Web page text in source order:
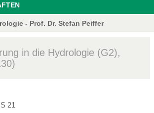
- Prof. Dr. Stefan Peiffer
in die Hydrologie (G2),
21